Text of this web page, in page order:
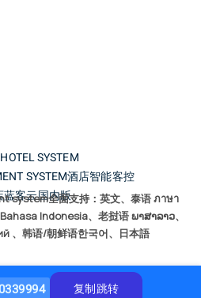
HOTEL SYSTEM
SYSTEM酒店智能客控
蓝客云国内版
system全面支持：英文、泰语 ภาษา
Indonesia、老挝语 ພາສາລາວ、
、韩语/朝鲜语한국어、日本語
复制跳转